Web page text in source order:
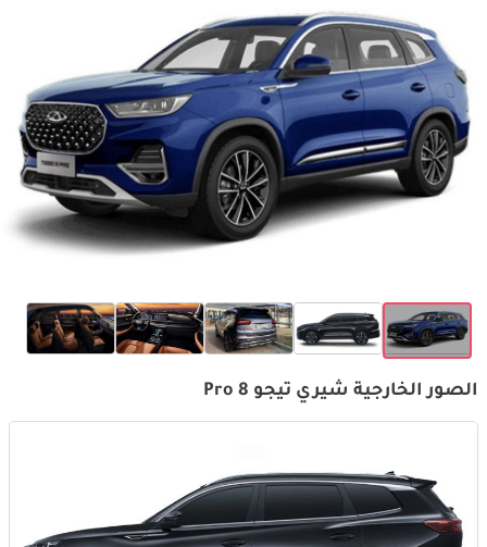
الصور الخارجية شيري تيجو 8 Pro